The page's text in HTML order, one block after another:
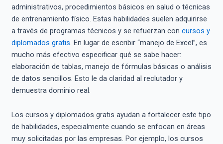
administrativos, procedimientos básicos en salud o técnicas
de entrenamiento físico. Estas habilidades suelen adquirirse
a través de programas técnicos y se refuerzan con cursos y
diplomados gratis. En lugar de escribir “manejo de Excel”, es
mucho más efectivo especificar qué se sabe hacer:
elaboración de tablas, manejo de fórmulas básicas o análisis
de datos sencillos. Esto le da claridad al reclutador y
demuestra dominio real.
Los cursos y diplomados gratis ayudan a fortalecer este tipo
de habilidades, especialmente cuando se enfocan en áreas
muy solicitadas por las empresas. Por ejemplo, los cursos